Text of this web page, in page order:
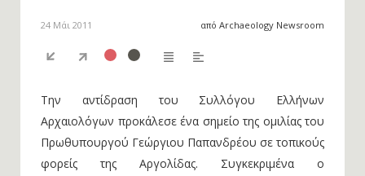
24 Μάι 2011 από Archaeology Newsroom
Την αντίδραση του Συλλόγου Ελλήνων
Αρχαιολόγων προκάλεσε ένα σημείο της ομιλίας του
Πρωθυπουργού Γεώργιου Παπανδρέου σε τοπικούς
φορείς της Αργολίδας. Συγκεκριμένα ο